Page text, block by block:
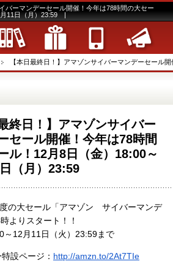
バーマンデーセール開催！今年は78時間の大セー
月11日（月）23:59 |
【本日最終日！】アマゾンサイバーマンデーセール
終日！】アマゾンサイバー
セール開催！今年は78時間
ル！12月8日（金）18:00～
（月）23:59
の大セール「アマゾン サイバーマンデ
よりスタート！！
～12月11日（火）23:59まで
設ページ： http://amzn.to/2At7TIe